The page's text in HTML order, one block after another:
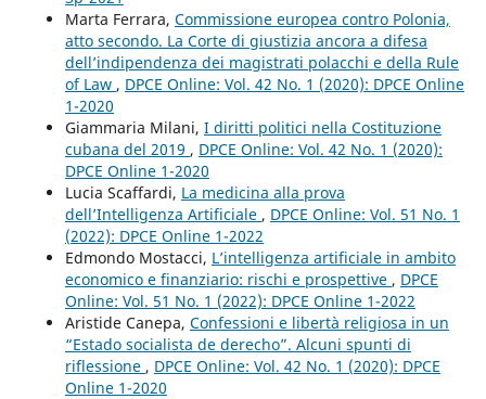
Marta Ferrara, Commissione europea contro Polonia,
atto secondo. La Corte di giustizia ancora a difesa
dell’indipendenza dei magistrati polacchi e della Rule
of Law , DPCE Online: Vol. 42 No. 1 (2020): DPCE Online
1-2020
Giammaria Milani, I diritti politici nella Costituzione
cubana del 2019 , DPCE Online: Vol. 42 No. 1 (2020):
DPCE Online 1-2020
Lucia Scaffardi, La medicina alla prova
dell’Intelligenza Artificiale , DPCE Online: Vol. 51 No. 1
(2022): DPCE Online 1-2022
Edmondo Mostacci, L’intelligenza artificiale in ambito
economico e finanziario: rischi e prospettive , DPCE
Online: Vol. 51 No. 1 (2022): DPCE Online 1-2022
Aristide Canepa, Confessioni e libertà religiosa in un
“Estado socialista de derecho”. Alcuni spunti di
riflessione , DPCE Online: Vol. 42 No. 1 (2020): DPCE
Online 1-2020